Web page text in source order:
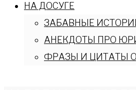
НА ДОСУГЕ
ЗАБАВНЫЕ
АНЕКДОТЫ ПРО
ФРАЗЫ И ЦИТАТЫ